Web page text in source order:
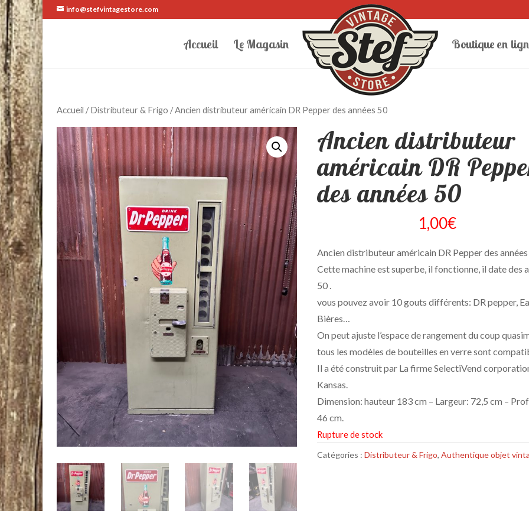
info@stefvintagestore.com
Accueil Le Magasin Boutique en
Accueil /Distributeur & Frigo / Ancien distributeur américain DR Pepper des années 50
Ancien distributeur
américain DR
des années 50
1,00€
Ancien distributeur américain DR Pepper des
Cette machine est superbe, il fonctionne, il date des
50 .
vous pouvez avoir 10 gouts différents: DR pepper,
Bières…
On peut ajuste l’espace de rangement du coup
tous les modèles de bouteilles en verre sont
Il a été construit par La firme SelectiVend
Kansas.
Dimension: hauteur 183 cm – Largeur: 72,5 cm –
46 cm.
Rupture de stock
Catégories :Distributeur & Frigo,Authentique objet